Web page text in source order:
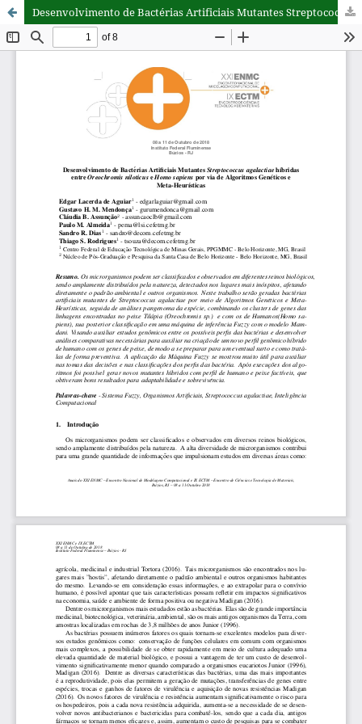
Desenvolvimento de Bactérias Artificiais Mutantes Streptococcus agalactiae híbridas entre Oreochromis niloticus e Homo sapiens por via de Algoritmos Genéticos e Meta-Heurísticas